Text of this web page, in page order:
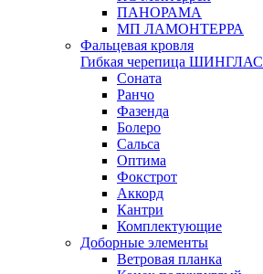
ПАНОРАМА
МП ЛАМОНТЕРРА
Фальцевая кровля
Гибкая черепица ШИНГЛАС
Соната
Ранчо
Фазенда
Болеро
Сальса
Оптима
Фокстрот
Аккорд
Кантри
Комплектующие
Доборные элементы
Ветровая планка